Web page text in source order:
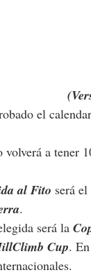
el
volverá a tener
al Fito será
.
será la
Cup.